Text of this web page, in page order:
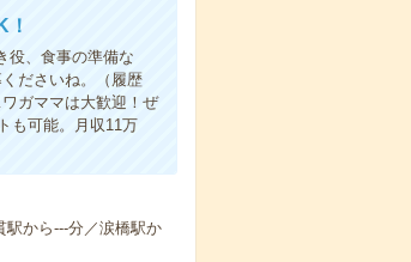
役、食事の準備な
ださいね。（履歴
ガママは大歓迎！ぜ
も可能。月収11万
駅から---分／涙橋駅か